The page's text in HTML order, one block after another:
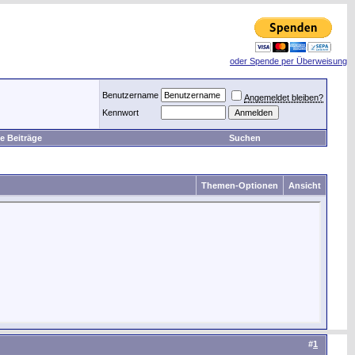
oder Spende per Überweisung
Benutzername
Angemeldet bleiben?
Kennwort
Beiträge Suchen
Themen-Optionen Ansicht
#1